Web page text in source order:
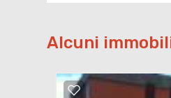
Alcuni